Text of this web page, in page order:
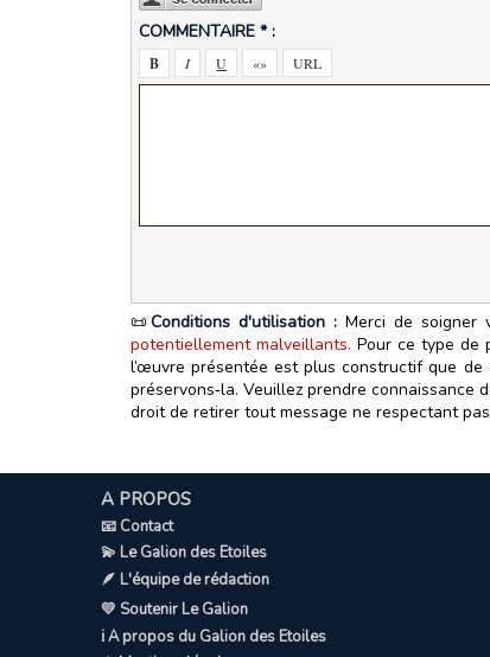
COMMENTAIRE * :
📜Conditions d'utilisation :Merci de soigner
potentiellement malveillants. Pour ce type de
l’œuvre présentée est plus constructif que
préservons‑la. Veuillez prendre connaissance
droit de retirer tout message ne respectant
A PROPOS
📧 Contact
💫 Le Galion des Etoiles
🪶 L'équipe de rédaction
💛 Soutenir Le Galion
ℹ️ A propos du Galion des Etoiles